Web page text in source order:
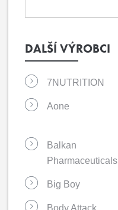
DALŠÍ VÝROBCI
7NUTRITION
Aone
Balkan
Pharmaceuticals
Big Boy